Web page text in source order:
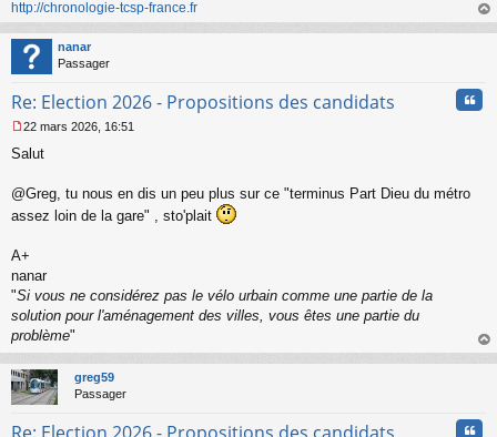
http://chronologie-tcsp-france.fr
au
nanar
Passager
Re: Election 2026 - Propositions des candidats
e
s
g
n
o
n
l
u
22 mars 2026, 16:51
Salut
@Greg, tu nous en dis un peu plus sur ce "terminus Part Dieu du métro
assez loin de la gare" , sto'plait
A+
nanar
"Si vous ne considérez pas le vélo urbain comme une partie de la
solution pour l'aménagement des villes, vous êtes une partie du
problème"
au
greg59
Passager